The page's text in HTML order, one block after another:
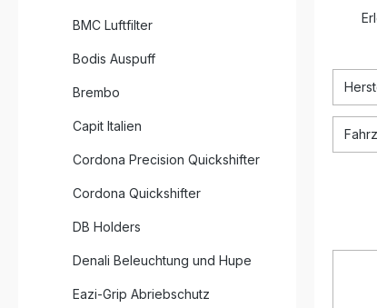
BMC Luftfilter
Bodis Auspuff
Brembo
Capit Italien
Cordona Precision Quickshifter
Cordona Quickshifter
DB Holders
Denali Beleuchtung und Hupe
Eazi-Grip Abriebschutz